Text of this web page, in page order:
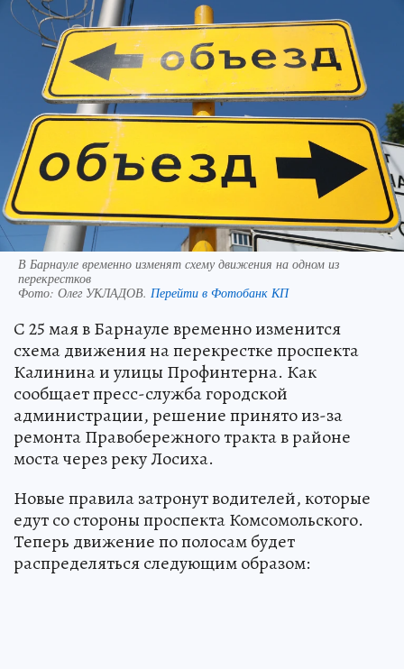
В Барнауле временно изменят схему движения на одном из
перекрестков
Фото: Олег УКЛАДОВ. Перейти в Фотобанк КП
С 25 мая в Барнауле временно изменится
схема движения на перекрестке проспекта
Калинина и улицы Профинтерна. Как
сообщает пресс-служба городской
администрации, решение принято из-за
ремонта Правобережного тракта в районе
моста через реку Лосиха.
Новые правила затронут водителей, которые
едут со стороны проспекта Комсомольского.
Теперь движение по полосам будет
распределяться следующим образом: